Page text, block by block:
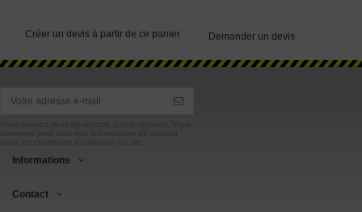
Créer un devis à partir de ce panier Demander un devis
Informations
Contact